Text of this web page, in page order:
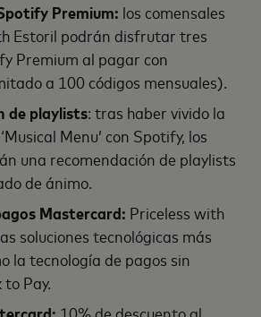
Premium: los comensales
Estoril podrán disfrutar tres
Premium al pagar con
a 100 códigos mensuales).
de playlists: tras haber vivido la
Menu’ con Spotify, los
una recomendación de playlists
de ánimo.
Mastercard: Priceless with
soluciones tecnológicas más
la tecnología de pagos sin
Pay.
10% de descuento al